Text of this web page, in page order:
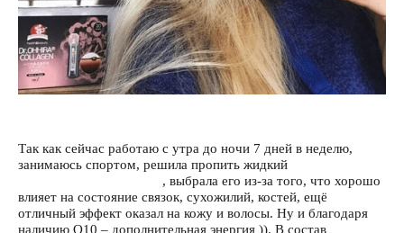
Так как сейчас работаю с утра до ночи 7 дней в неделю,
занимаюсь спортом, решила пропить жидкий
, выбрала его из-за того, что хорошо
влияет на состояние связок, сухожилий, костей, ещё
отличный эффект оказал на кожу и волосы. Ну и благодаря
наличию Q10 – дополнительная энергия )). В состав